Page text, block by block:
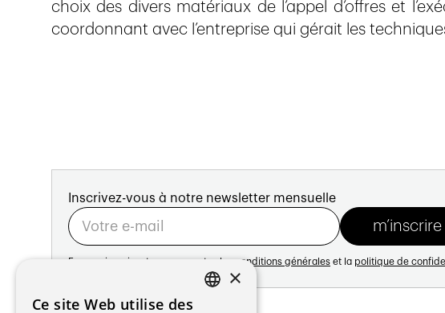
choix des divers matériaux de l’appel d’offres et
coordonnant avec l’entreprise qui gérait les
Inscrivez-vous à notre newsletter mensuelle
En vous inscrivant vous acceptez les conditions générales et la politique de
Adresse:
×
Ce site Web utilise des